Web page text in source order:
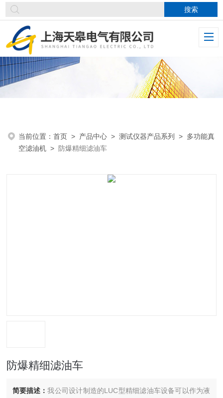
当前位置：首页 > 产品中心 >测试仪器产品系列 > 多功能真
空滤油机 > 防爆精细滤油车
防爆精细滤油车
简要描述：我公司设计制造的LUC型精细滤油车设备可以作为液